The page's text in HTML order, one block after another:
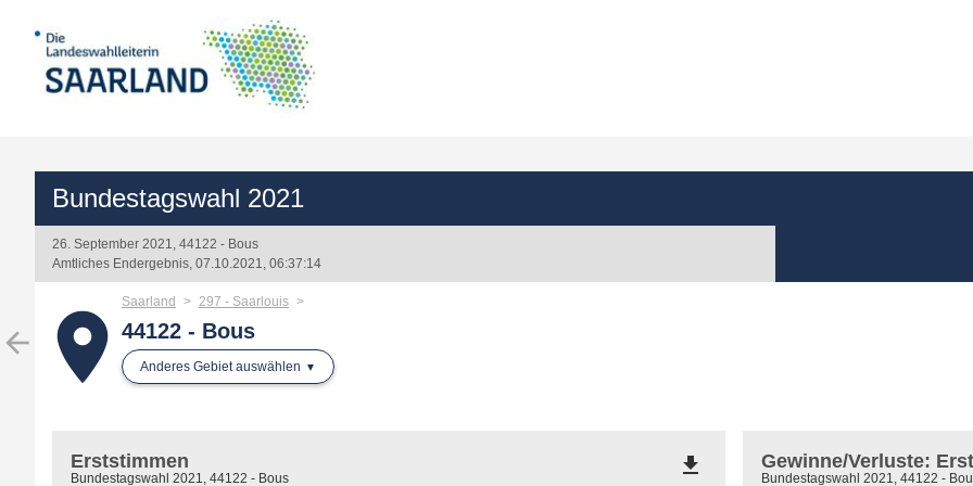
Bundestagswahl 2021
26. September 2021, 44122 - Bous
Amtliches Endergebnis, 07.10.2021, 06:37:14
arrow_back place
Saarland 297 - Saarlouis
44122 - Bous
Anderes Gebiet auswählen
Erststimmen
Bundestagswahl 2021, 44122 - Bous
file_download Gewinne/Verluste:
Bundestagswahl 2021, 44122 -